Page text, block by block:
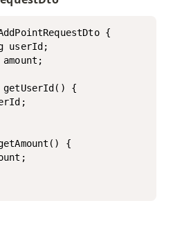
{
userId;
{
{